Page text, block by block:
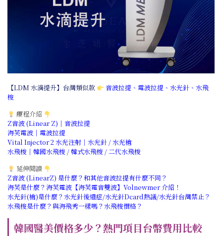
【LDM 水滴提升】台灣類似款 音波拉提 、 電波拉提 、 水光針、 水飛
梭
療程介紹
Z音波 (Linear Z)｜音波拉提
海芙電波｜電波拉提
Vital Injector 2 水光注射｜水光針 / 水光槍
水飛梭｜韓國水飛梭 / 韓式水飛梭 / 二代水飛梭
延伸閱讀
Z音波 (LinearZ) 是什麼？和其他音波拉提有什麼不同？
海芙是什麼？海芙電波【海芙電音雙波】Volnewmer 介紹！
水光針(槍)是什麼？水光針後遺症/水光針Dcard熱議/水光針台灣禁止？
水飛梭是什麼？與海飛秀一樣嗎？水飛梭價格？
韓國醫美價格多少？熱門項目台幣費用比較